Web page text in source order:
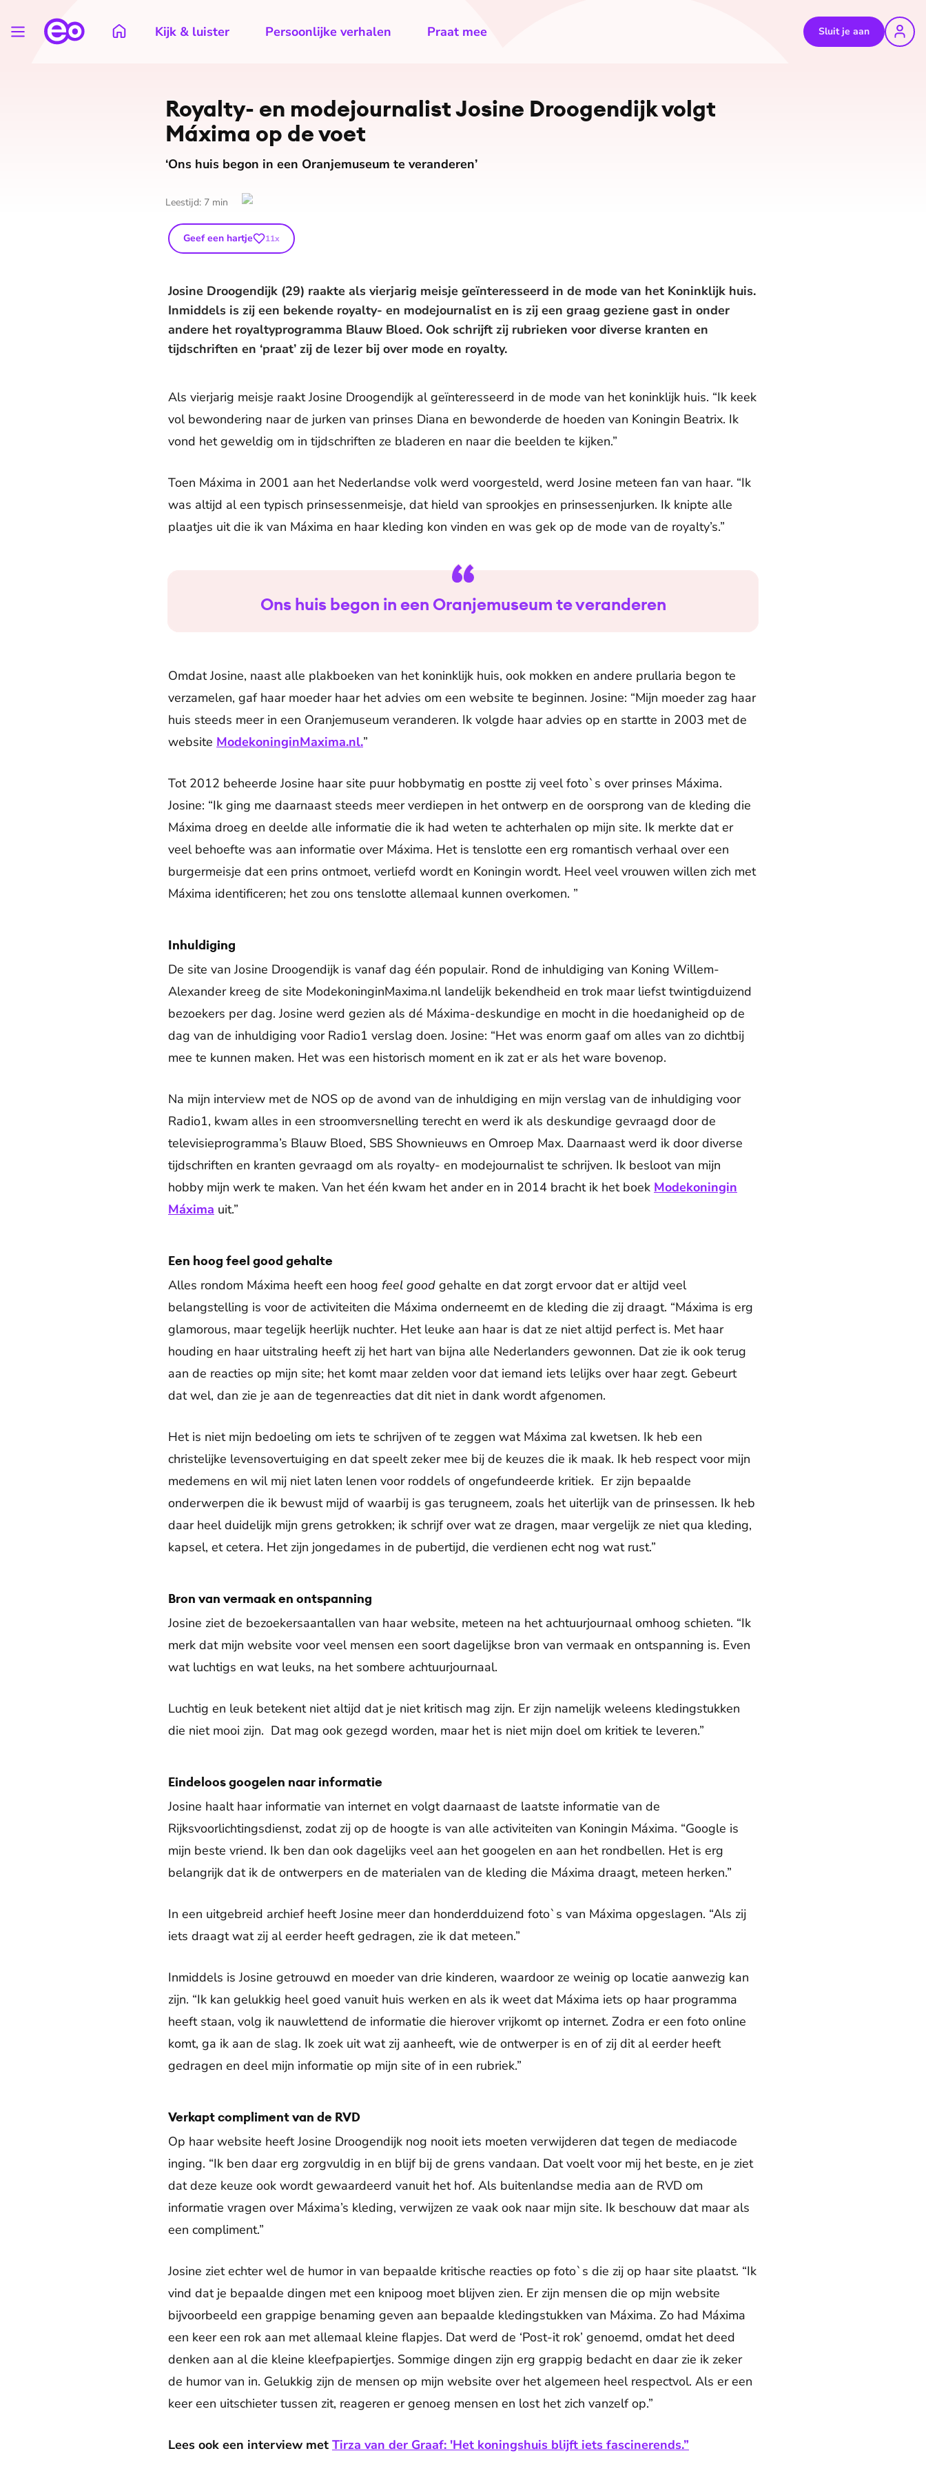
Kijk & luister Persoonlijke verhalen Praat mee Sluit je aan
Royalty- en mo­de­jour­na­list Josine Droogendijk volgt
Máxima op de voet
‘Ons huis begon in een Oranjemuseum te veranderen’
Leestijd: 7 min
Geef een hartje 11x
Josine Droogendijk (29) raakte als vierjarig meisje geïnteresseerd in de mode van het Koninklijk huis.
Inmiddels is zij een bekende royalty- en modejournalist en is zij een graag geziene gast in onder
andere het royaltyprogramma Blauw Bloed. Ook schrijft zij rubrieken voor diverse kranten en
tijdschriften en ‘praat’ zij de lezer bij over mode en royalty.
Als vierjarig meisje raakt Josine Droogendijk al geïnteresseerd in de mode van het koninklijk huis. “Ik keek
vol bewondering naar de jurken van prinses Diana en bewonderde de hoeden van Koningin Beatrix. Ik
vond het geweldig om in tijdschriften ze bladeren en naar die beelden te kijken.”
Toen Máxima in 2001 aan het Nederlandse volk werd voorgesteld, werd Josine meteen fan van haar. “Ik
was altijd al een typisch prinsessenmeisje, dat hield van sprookjes en prinsessenjurken. Ik knipte alle
plaatjes uit die ik van Máxima en haar kleding kon vinden en was gek op de mode van de royalty’s.”
Ons huis begon in een Oranjemuseum te veranderen
Omdat Josine, naast alle plakboeken van het koninklijk huis, ook mokken en andere prullaria begon te
verzamelen, gaf haar moeder haar het advies om een website te beginnen. Josine: “Mijn moeder zag haar
huis steeds meer in een Oranjemuseum veranderen. Ik volgde haar advies op en startte in 2003 met de
website ModekoninginMaxima.nl.”
Tot 2012 beheerde Josine haar site puur hobbymatig en postte zij veel foto`s over prinses Máxima.
Josine: “Ik ging me daarnaast steeds meer verdiepen in het ontwerp en de oorsprong van de kleding die
Máxima droeg en deelde alle informatie die ik had weten te achterhalen op mijn site. Ik merkte dat er
veel behoefte was aan informatie over Máxima. Het is tenslotte een erg romantisch verhaal over een
burgermeisje dat een prins ontmoet, verliefd wordt en Koningin wordt. Heel veel vrouwen willen zich met
Máxima identificeren; het zou ons tenslotte allemaal kunnen overkomen. ”
Inhuldiging
De site van Josine Droogendijk is vanaf dag één populair. Rond de inhuldiging van Koning Willem-
Alexander kreeg de site ModekoninginMaxima.nl landelijk bekendheid en trok maar liefst twintigduizend
bezoekers per dag. Josine werd gezien als dé Máxima-deskundige en mocht in die hoedanigheid op de
dag van de inhuldiging voor Radio1 verslag doen. Josine: “Het was enorm gaaf om alles van zo dichtbij
mee te kunnen maken. Het was een historisch moment en ik zat er als het ware bovenop.
Na mijn interview met de NOS op de avond van de inhuldiging en mijn verslag van de inhuldiging voor
Radio1, kwam alles in een stroomversnelling terecht en werd ik als deskundige gevraagd door de
televisieprogramma’s Blauw Bloed, SBS Shownieuws en Omroep Max. Daarnaast werd ik door diverse
tijdschriften en kranten gevraagd om als royalty- en modejournalist te schrijven. Ik besloot van mijn
hobby mijn werk te maken. Van het één kwam het ander en in 2014 bracht ik het boek Modekoningin
Máxima uit.”
Een hoog feel good gehalte
Alles rondom Máxima heeft een hoog feel good gehalte en dat zorgt ervoor dat er altijd veel
belangstelling is voor de activiteiten die Máxima onderneemt en de kleding die zij draagt. “Máxima is erg
glamorous, maar tegelijk heerlijk nuchter. Het leuke aan haar is dat ze niet altijd perfect is. Met haar
houding en haar uitstraling heeft zij het hart van bijna alle Nederlanders gewonnen. Dat zie ik ook terug
aan de reacties op mijn site; het komt maar zelden voor dat iemand iets lelijks over haar zegt. Gebeurt
dat wel, dan zie je aan de tegenreacties dat dit niet in dank wordt afgenomen.
Het is niet mijn bedoeling om iets te schrijven of te zeggen wat Máxima zal kwetsen. Ik heb een
christelijke levensovertuiging en dat speelt zeker mee bij de keuzes die ik maak. Ik heb respect voor mijn
medemens en wil mij niet laten lenen voor roddels of ongefundeerde kritiek. Er zijn bepaalde
onderwerpen die ik bewust mijd of waarbij is gas terugneem, zoals het uiterlijk van de prinsessen. Ik heb
daar heel duidelijk mijn grens getrokken; ik schrijf over wat ze dragen, maar vergelijk ze niet qua kleding,
kapsel, et cetera. Het zijn jongedames in de pubertijd, die verdienen echt nog wat rust.”
Bron van vermaak en ontspanning
Josine ziet de bezoekersaantallen van haar website, meteen na het achtuurjournaal omhoog schieten. “Ik
merk dat mijn website voor veel mensen een soort dagelijkse bron van vermaak en ontspanning is. Even
wat luchtigs en wat leuks, na het sombere achtuurjournaal.
Luchtig en leuk betekent niet altijd dat je niet kritisch mag zijn. Er zijn namelijk weleens kledingstukken
die niet mooi zijn. Dat mag ook gezegd worden, maar het is niet mijn doel om kritiek te leveren.”
Eindeloos googelen naar informatie
Josine haalt haar informatie van internet en volgt daarnaast de laatste informatie van de
Rijksvoorlichtingsdienst, zodat zij op de hoogte is van alle activiteiten van Koningin Máxima. “Google is
mijn beste vriend. Ik ben dan ook dagelijks veel aan het googelen en aan het rondbellen. Het is erg
belangrijk dat ik de ontwerpers en de materialen van de kleding die Máxima draagt, meteen herken.”
In een uitgebreid archief heeft Josine meer dan honderdduizend foto`s van Máxima opgeslagen. “Als zij
iets draagt wat zij al eerder heeft gedragen, zie ik dat meteen.”
Inmiddels is Josine getrouwd en moeder van drie kinderen, waardoor ze weinig op locatie aanwezig kan
zijn. “Ik kan gelukkig heel goed vanuit huis werken en als ik weet dat Máxima iets op haar programma
heeft staan, volg ik nauwlettend de informatie die hierover vrijkomt op internet. Zodra er een foto online
komt, ga ik aan de slag. Ik zoek uit wat zij aanheeft, wie de ontwerper is en of zij dit al eerder heeft
gedragen en deel mijn informatie op mijn site of in een rubriek.”
Verkapt compliment van de RVD
Op haar website heeft Josine Droogendijk nog nooit iets moeten verwijderen dat tegen de mediacode
inging. “Ik ben daar erg zorgvuldig in en blijf bij de grens vandaan. Dat voelt voor mij het beste, en je ziet
dat deze keuze ook wordt gewaardeerd vanuit het hof. Als buitenlandse media aan de RVD om
informatie vragen over Máxima’s kleding, verwijzen ze vaak ook naar mijn site. Ik beschouw dat maar als
een compliment.”
Josine ziet echter wel de humor in van bepaalde kritische reacties op foto`s die zij op haar site plaatst. “Ik
vind dat je bepaalde dingen met een knipoog moet blijven zien. Er zijn mensen die op mijn website
bijvoorbeeld een grappige benaming geven aan bepaalde kledingstukken van Máxima. Zo had Máxima
een keer een rok aan met allemaal kleine flapjes. Dat werd de ‘Post-it rok’ genoemd, omdat het deed
denken aan al die kleine kleefpapiertjes. Sommige dingen zijn erg grappig bedacht en daar zie ik zeker
de humor van in. Gelukkig zijn de mensen op mijn website over het algemeen heel respectvol. Als er een
keer een uitschieter tussen zit, reageren er genoeg mensen en lost het zich vanzelf op.”
Lees ook een interview met Tirza van der Graaf: 'Het koningshuis blijft iets fascinerends.”